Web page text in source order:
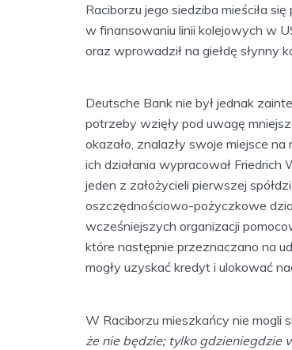
Raciborzu jego siedziba mieściła
w finansowaniu linii kolejowych w
oraz wprowadził na giełdę słynny
Deutsche Bank nie był jednak
potrzeby wzięły pod uwagę
okazało, znalazły swoje miejsce
ich działania wypracował
jeden z założycieli pierwszej
oszczędnościowo-pożyczkowe
wcześniejszych organizacji
które następnie przeznaczano na
mogły uzyskać kredyt i ulokować
W Raciborzu mieszkańcy nie mogli
że nie będzie; tylko gdzieniegdzie